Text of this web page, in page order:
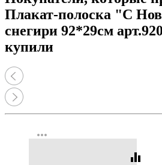
Плакат-полоска "С
снегири 92*29см
купили
more_horiz
equalizer